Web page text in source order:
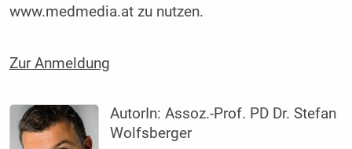
www.medmedia.at zu nutzen.
Zur Anmeldung
AutorIn:Assoz.-Prof. PD Dr. Stefan
Wolfsberger